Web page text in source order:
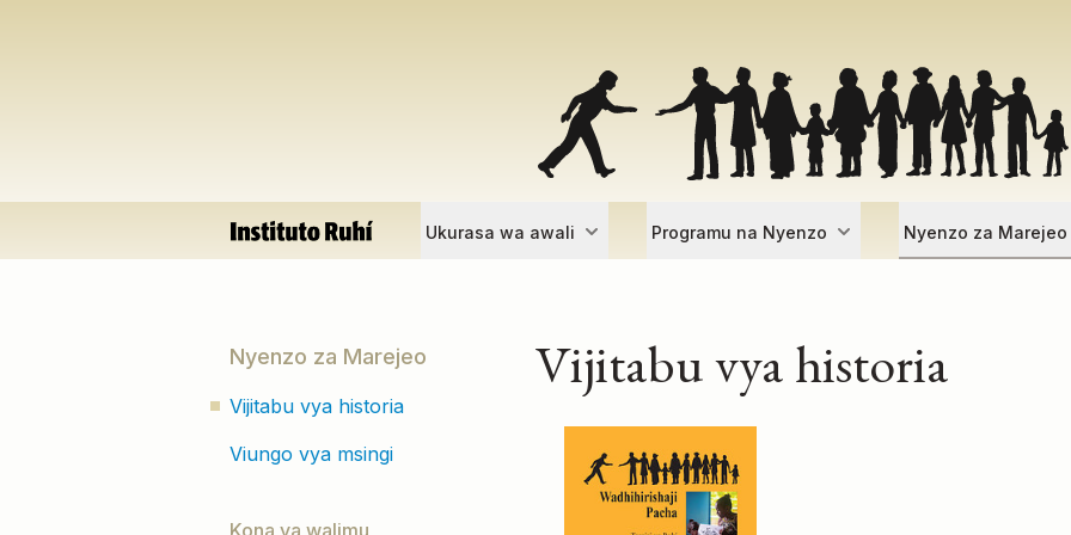
Ukurasa wa awali Programu na Nyenzo Nyenzo za Marejeo
Nyenzo za Marejeo
Vijitabu vya historia
Viungo vya msingi
Kona ya walimu
Vijitabu vya historia